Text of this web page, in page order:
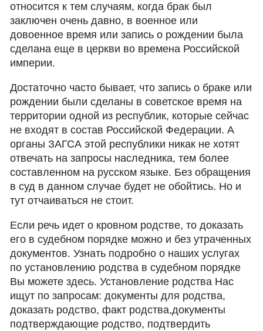
относится к тем случаям, когда брак был
заключен очень давно, в военное или
довоенное время или запись о рождении была
сделана еще в церкви во времена Российской
империи.
Достаточно часто бывает, что запись о браке или
рождении были сделаны в советское время на
территории одной из республик, которые сейчас
не входят в состав Российской Федерации. А
органы ЗАГСА этой республики никак не хотят
отвечать на запросы наследника, тем более
составленном на русском языке. Без обращения
в суд в данном случае будет не обойтись. Но и
тут отчаиваться не стоит.
Если речь идет о кровном родстве, то доказать
его в судебном порядке можно и без утраченных
документов. Узнать подробно о наших услугах
по установлению родства в судебном порядке
Вы можете здесь. Установление родства Нас
ищут по запросам: документы для родства,
доказать родство, факт родства,документы
подтверждающие родство, подтвердить